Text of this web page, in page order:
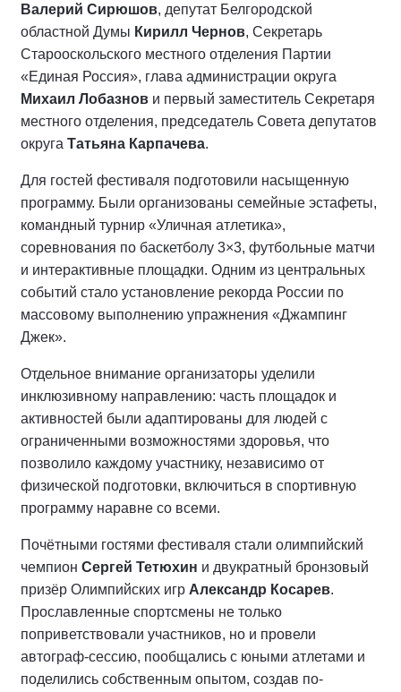
Валерий Сирюшов, депутат Белгородской
областной Думы Кирилл Чернов, Секретарь
Старооскольского местного отделения Партии
«Единая Россия», глава администрации округа
Михаил Лобазнов и первый заместитель Секретаря
местного отделения, председатель Совета депутатов
округа Татьяна Карпачева.
Для гостей фестиваля подготовили насыщенную
программу. Были организованы семейные эстафеты,
командный турнир «Уличная атлетика»,
соревнования по баскетболу 3×3, футбольные матчи
и интерактивные площадки. Одним из центральных
событий стало установление рекорда России по
массовому выполнению упражнения «Джампинг
Джек».
Отдельное внимание организаторы уделили
инклюзивному направлению: часть площадок и
активностей были адаптированы для людей с
ограниченными возможностями здоровья, что
позволило каждому участнику, независимо от
физической подготовки, включиться в спортивную
программу наравне со всеми.
Почётными гостями фестиваля стали олимпийский
чемпион Сергей Тетюхин и двукратный бронзовый
призёр Олимпийских игр Александр Косарев.
Прославленные спортсмены не только
поприветствовали участников, но и провели
автограф-сессию, пообщались с юными атлетами и
поделились собственным опытом, создав по-